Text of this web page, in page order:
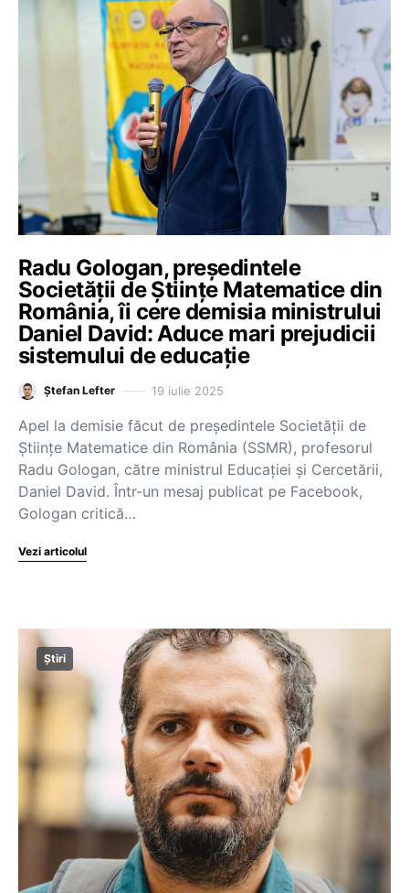
Radu Gologan, președintele
Societății de Științe Matematice din
România, îi cere demisia ministrului
Daniel David: Aduce mari prejudicii
sistemului de educație
Ștefan Lefter 19 iulie 2025
Apel la demisie făcut de președintele Societății de
Științe Matematice din România (SSMR), profesorul
Radu Gologan, către ministrul Educației și Cercetării,
Daniel David. Într-un mesaj publicat pe Facebook,
Gologan critică…
Vezi articolul
Știri